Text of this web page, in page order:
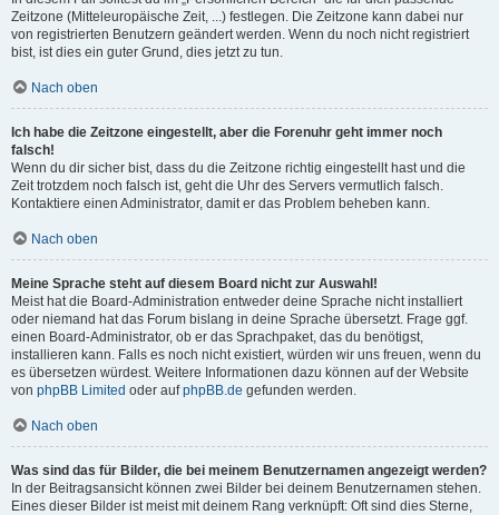
Zeitzone (Mitteleuropäische Zeit, ...) festlegen. Die Zeitzone kann dabei nur
von registrierten Benutzern geändert werden. Wenn du noch nicht registriert
bist, ist dies ein guter Grund, dies jetzt zu tun.
Nach oben
Ich habe die Zeitzone eingestellt, aber die Forenuhr geht immer noch
falsch!
Wenn du dir sicher bist, dass du die Zeitzone richtig eingestellt hast und die
Zeit trotzdem noch falsch ist, geht die Uhr des Servers vermutlich falsch.
Kontaktiere einen Administrator, damit er das Problem beheben kann.
Nach oben
Meine Sprache steht auf diesem Board nicht zur Auswahl!
Meist hat die Board-Administration entweder deine Sprache nicht installiert
oder niemand hat das Forum bislang in deine Sprache übersetzt. Frage ggf.
einen Board-Administrator, ob er das Sprachpaket, das du benötigst,
installieren kann. Falls es noch nicht existiert, würden wir uns freuen, wenn du
es übersetzen würdest. Weitere Informationen dazu können auf der Website
von phpBB Limited oder aufphpBB.de gefunden werden.
Nach oben
Was sind das für Bilder, die bei meinem Benutzernamen angezeigt werden?
In der Beitragsansicht können zwei Bilder bei deinem Benutzernamen stehen.
Eines dieser Bilder ist meist mit deinem Rang verknüpft: Oft sind dies Sterne,